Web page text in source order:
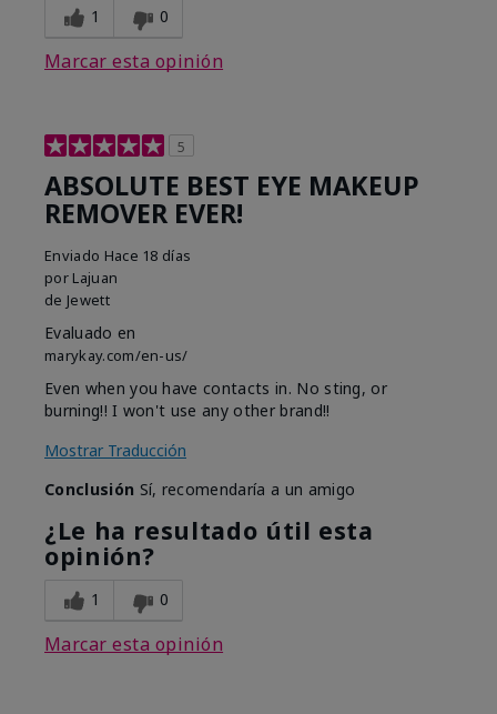
1 0
Marcar esta opinión
5
ABSOLUTE BEST EYE MAKEUP
REMOVER EVER!
Enviado Hace 18 días
por Lajuan
de Jewett
Evaluado en
marykay.com/en-us/
Even when you have contacts in. No sting, or
burning!! I won't use any other brand!!
Mostrar Traducción
Conclusión Sí, recomendaría a un amigo
¿Le ha resultado útil esta
opinión?
1 0
Marcar esta opinión